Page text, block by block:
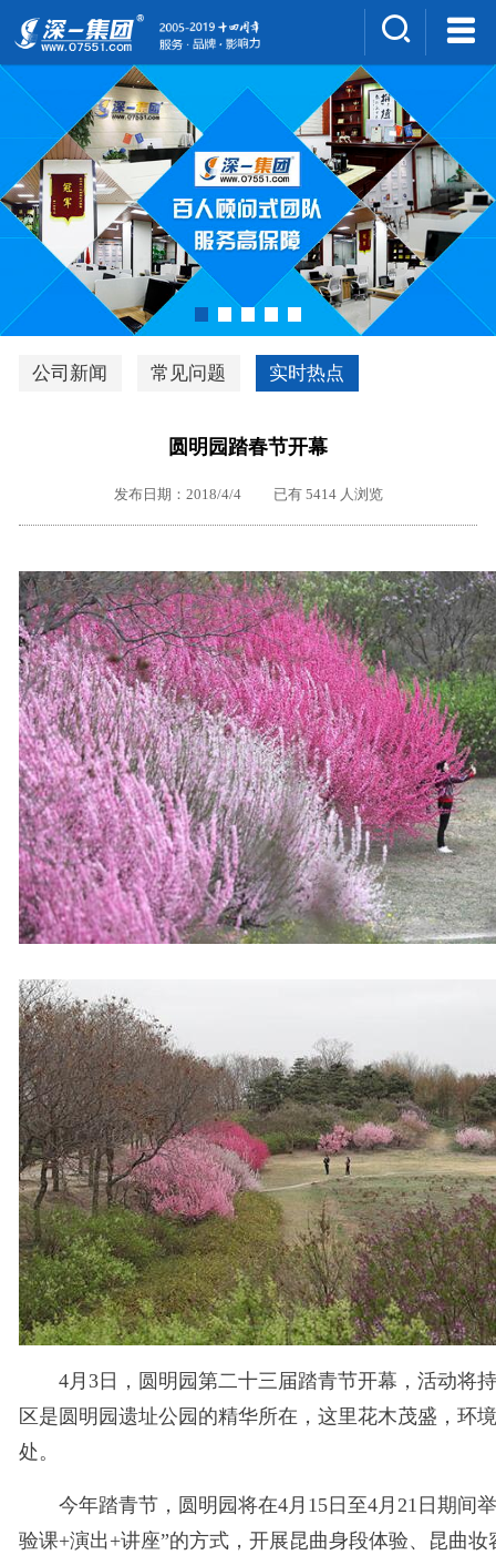
集团介绍
人才招聘
案例展示
新闻中心
深一风采
联系我们
深优通系统V3.0
深一集团优势
外地客户专栏
工单提交
公司新闻 常见问题 实时热点
圆明园踏春节开幕
发布日期：2018/4/4 已有 5414 人浏览
4月3日，圆明园第二十三届踏青节开幕，活动将持
区是圆明园遗址公园的精华所在，这里花木茂盛，环
处。
今年踏青节，圆明园将在4月15日至4月21日期间举
验课+演出+讲座”的方式，开展昆曲身段体验、昆曲